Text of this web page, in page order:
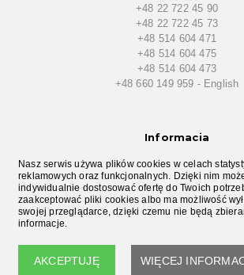
+48 22 722 45 90
+48 22 722 45 73
+48 514 604 471
+48 514 604 475
+48 514 604 473
+48 660 149 959 - English
Informacja
Polityka prywatności
Kontakt z nami
Copyright © 2018 Cool Flowers.
Nasz serwis używa plików cookies w celach
reklamowych oraz funkcjonalnych. Dzięki nim
indywidualnie dostosować ofertę do Twoich
zaakceptować pliki cookies albo ma możliwość
swojej przeglądarce, dzięki czemu nie będą
informacje.
AKCEPTUJĘ WIĘCEJ